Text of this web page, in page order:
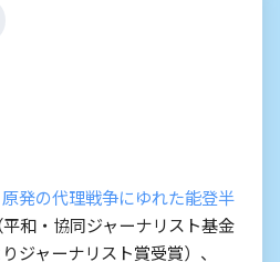
発の代理戦争にゆれた能登半
（平和・協同ジャーナリスト基金
ジャーナリスト賞受賞）、